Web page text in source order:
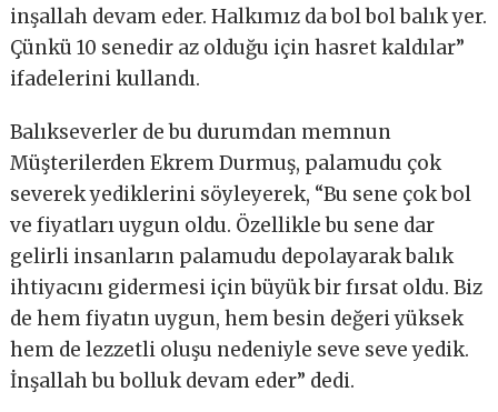
inşallah devam eder. Halkımız da bol bol balık yer.
Çünkü 10 senedir az olduğu için hasret kaldılar”
ifadelerini kullandı.
Balıkseverler de bu durumdan memnun
Müşterilerden Ekrem Durmuş, palamudu çok
severek yediklerini söyleyerek, “Bu sene çok bol
ve fiyatları uygun oldu. Özellikle bu sene dar
gelirli insanların palamudu depolayarak balık
ihtiyacını gidermesi için büyük bir fırsat oldu. Biz
de hem fiyatın uygun, hem besin değeri yüksek
hem de lezzetli oluşu nedeniyle seve seve yedik.
İnşallah bu bolluk devam eder” dedi.